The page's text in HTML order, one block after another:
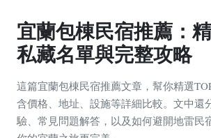
宜蘭包棟民宿推薦：
私藏名單與完整攻略
這篇宜蘭包棟民宿推薦文章，幫你精選
含價格、地址、設施等詳細比較。文中還
驗、常見問題解答，以及如何避開地雷民